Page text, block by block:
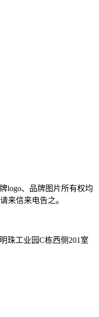
logo、品牌图片所有权均
来信来电告之。
珠工业园C栋西侧201室